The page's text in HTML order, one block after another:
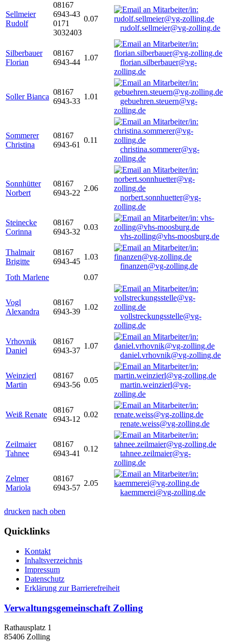
Sellmeier
Rudolf
08167
6943-43
0171
3032403
0.07
rudolf.sellmeier@vg-zolling.de
Silberbauer
Florian
08167
6943-44
1.07
florian.silberbauer@vg-
zolling.de
Soller Bianca
08167
6943-33
1.01
gebuehren.steuern@vg-
zolling.de
Sommerer
Christina
08167
6943-61
0.11
christina.sommerer@vg-
zolling.de
Sonnhütter
Norbert
08167
6943-22
2.06
norbert.sonnhuetter@vg-
zolling.de
Steinecke
Corinna
08167
6943-32
0.03
vhs-zolling@vhs-moosburg.de
Thalmair
Brigitte
08167
6943-45
1.03
finanzen@vg-zolling.de
Toth Marlene
0.07
Vogl
Alexandra
08167
6943-39
1.02
vollstreckungsstelle@vg-
zolling.de
Vrhovnik
Daniel
08167
6943-37
1.07
daniel.vrhovnik@vg-zolling.de
Weinzierl
Martin
08167
6943-56
0.05
martin.weinzierl@vg-
zolling.de
Weiß Renate
08167
6943-12
0.02
renate.weiss@vg-zolling.de
Zeilmaier
Tahnee
08167
6943-41
0.12
tahnee.zeilmaier@vg-
zolling.de
Zelmer
Mariola
08167
6943-57
2.05
kaemmerei@vg-zolling.de
drucken nach oben
Quicklinks
Kontakt
Inhaltsverzeichnis
Impressum
Datenschutz
Erklärung zur Barrierefreiheit
Verwaltungsgemeinschaft Zolling
Rathausplatz 1
85406 Zolling